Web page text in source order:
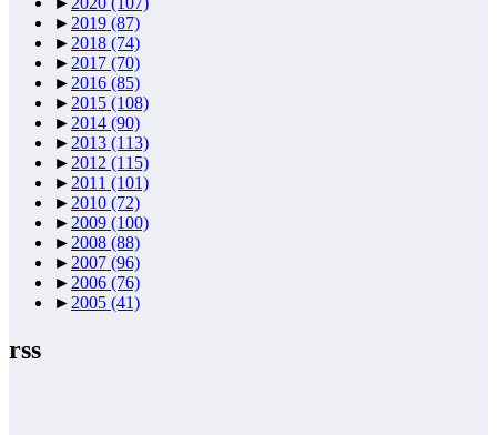
► 2019 (87)
► 2018 (74)
► 2017 (70)
► 2016 (85)
► 2015 (108)
► 2014 (90)
► 2013 (113)
► 2012 (115)
► 2011 (101)
► 2010 (72)
► 2009 (100)
► 2008 (88)
► 2007 (96)
► 2006 (76)
► 2005 (41)
rss